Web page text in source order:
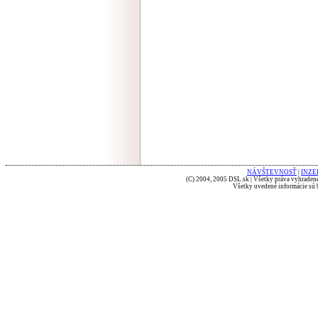
NÁVŠTEVNOSŤ
(C) 2004, 2005 DSL.sk | Všetky práva
Všetky uvedené informácie sú